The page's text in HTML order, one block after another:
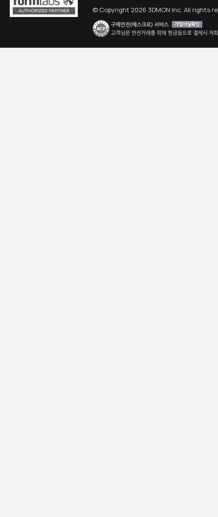
© Copyright 2026 3DMON Inc. All rights